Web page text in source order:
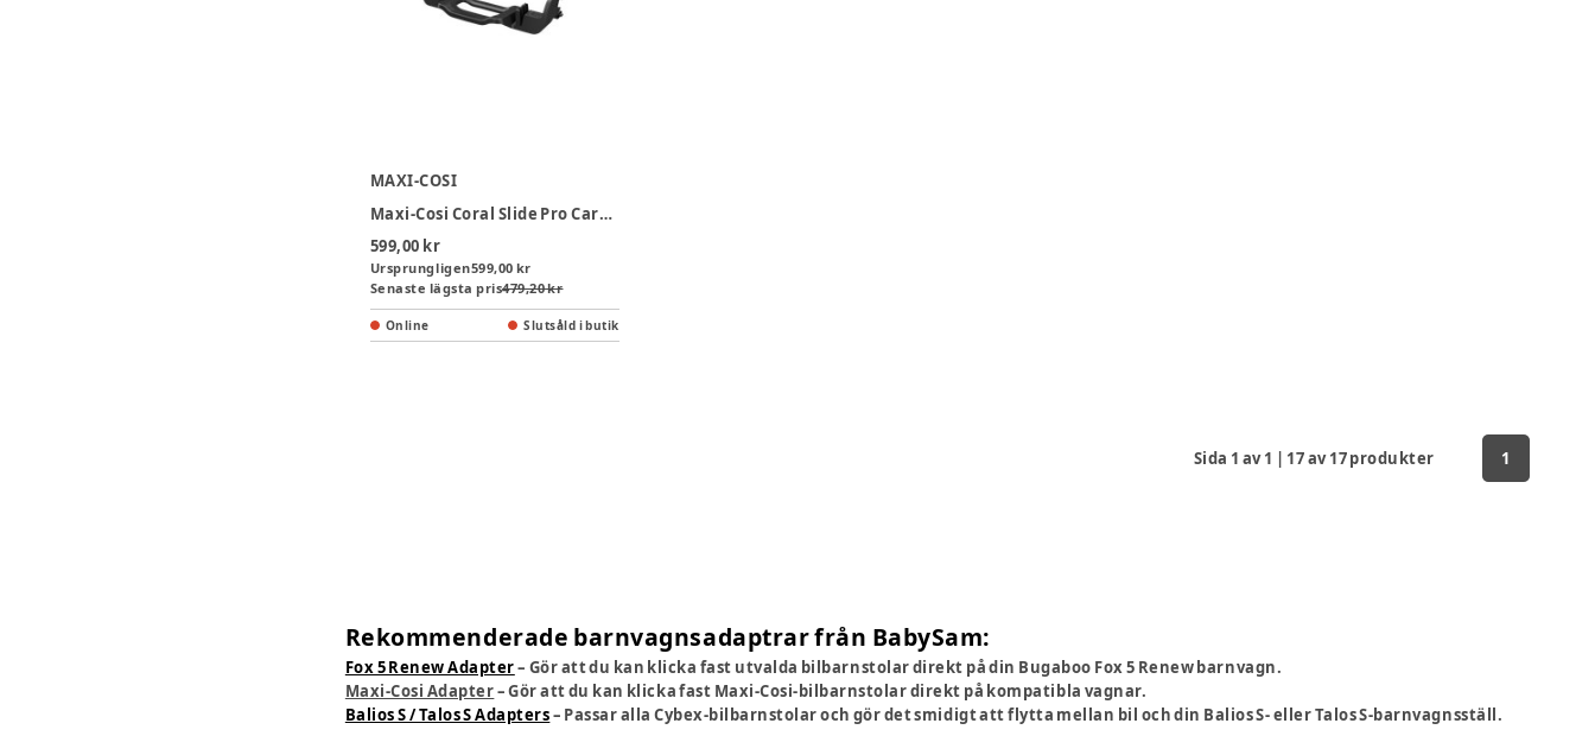
MAXI-COSI
Maxi-Cosi Coral Slide Pro Carrier Bilstolsadaptrar
599,00 kr
Ursprungligen599,00 kr
Senaste lägsta pris479,20 kr
Online Slutsåld i butik
Sida 1 av1 | 17av17produkter 1
Rekommenderade barnvagnsadaptrar från BabySam:
Fox 5 Renew Adapter– Gör att du kan klicka fast utvalda bilbarnstolar direkt på din Bugaboo Fox 5 Renew barnvagn.
Maxi-Cosi Adapter– Gör att du kan klicka fast Maxi-Cosi-bilbarnstolar direkt på kompatibla vagnar.
Balios S / Talos S Adapters– Passar alla Cybex-bilbarnstolar och gör det smidigt att flytta mellan bil och din Balios S- eller Talos S-barnvagnsställ.